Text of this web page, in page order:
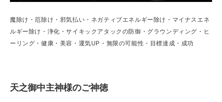
魔除け・厄除け・邪気払い・ネガティブエネルギー除け・マイナスエネ
ルギー除け・浄化・サイキックアタックの防御・グラウンディング・ヒ
ーリング・健康・美容・運気UP・無限の可能性・目標達成・成功
天之御中主神様のご神徳